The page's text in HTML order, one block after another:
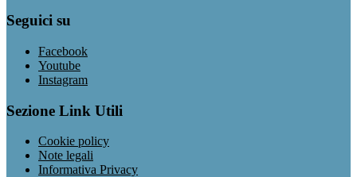
Seguici su
Facebook
Youtube
Instagram
Sezione Link Utili
Cookie policy
Note legali
Informativa Privacy